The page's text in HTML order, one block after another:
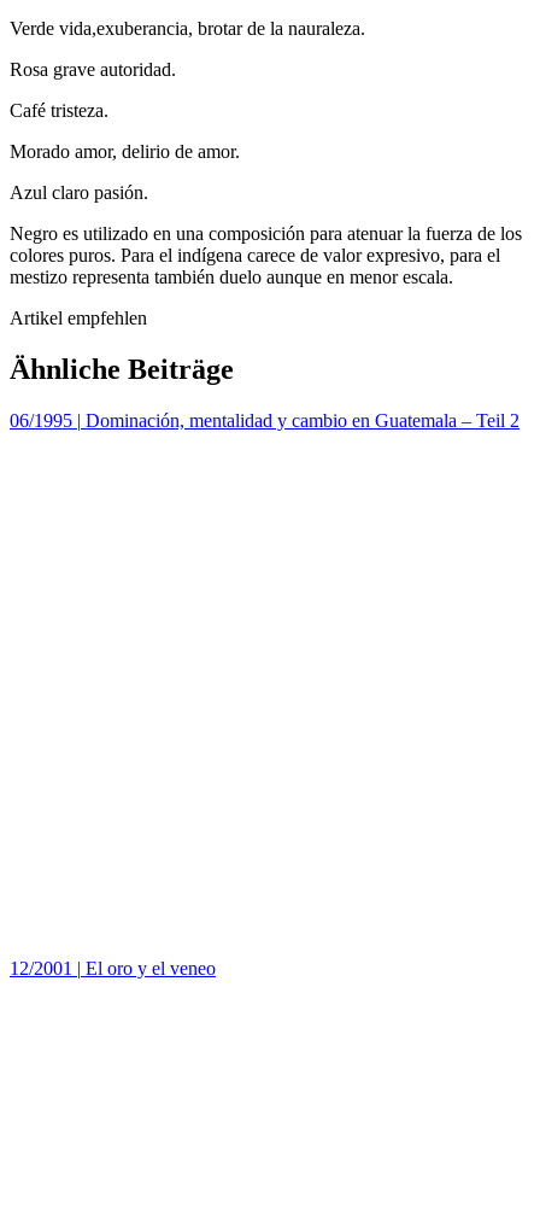
Verde vida,exuberancia, brotar de la nauraleza.
Rosa grave autoridad.
Café tristeza.
Morado amor, delirio de amor.
Azul claro pasión.
Negro es utilizado en una composición para atenuar la fuerza de los
colores puros. Para el indígena carece de valor expresivo, para el
mestizo representa también duelo aunque en menor escala.
Artikel empfehlen
Ähnliche Beiträge
06/1995 | Dominación, mentalidad y cambio en Guatemala – Teil 2
12/2001 | El oro y el veneo